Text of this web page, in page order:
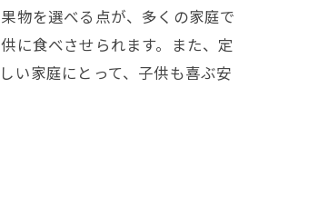
物を選べる点が、多くの家庭で
に食べさせられます。また、定
い家庭にとって、子供も喜ぶ安